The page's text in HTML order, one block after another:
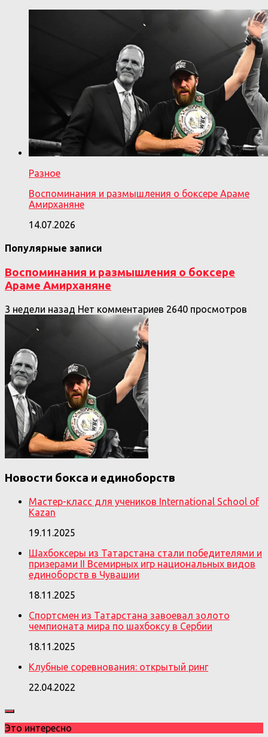
Разное
Воспоминания и размышления о боксере Араме
Амирханяне
14.07.2026
Популярные записи
Воспоминания и размышления о боксере
Араме Амирханяне
3 недели назад Нет комментариев 2640 просмотров
Новости бокса и единоборств
Мастер-класс для учеников International School of
Kazan
19.11.2025
Шахбоксеры из Татарстана стали победителями и
призерами II Всемирных игр национальных видов
единоборств в Чувашии
18.11.2025
Спортсмен из Татарстана завоевал золото
чемпионата мира по шахбоксу в Сербии
18.11.2025
Клубные соревнования: открытый ринг
22.04.2022
Это интересно